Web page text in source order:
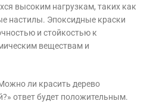
высоким нагрузкам, таких как
настилы. Эпоксидные краски
и стойкостью к
веществам и
ли красить дерево
ответ будет положительным.